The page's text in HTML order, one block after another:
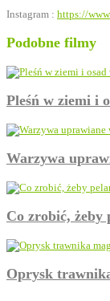
Instagram : https://
Podobne filmy
Pleśń w ziemi i
Warzywa
Co zrobić, żeby
Oprysk